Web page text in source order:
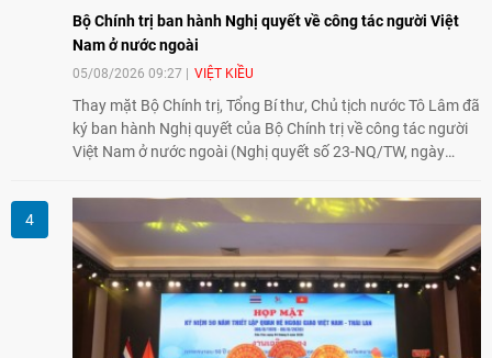
Bộ Chính trị ban hành Nghị quyết về công tác người Việt
Nam ở nước ngoài
05/08/2026 09:27 VIỆT KIỀU
Thay mặt Bộ Chính trị, Tổng Bí thư, Chủ tịch nước Tô Lâm đã
ký ban hành Nghị quyết của Bộ Chính trị về công tác người
Việt Nam ở nước ngoài (Nghị quyết số 23-NQ/TW, ngày